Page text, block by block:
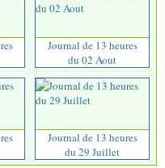
Journal de 13 heures
du 02 Aout
Journal de 13 heures
du 29 Juillet